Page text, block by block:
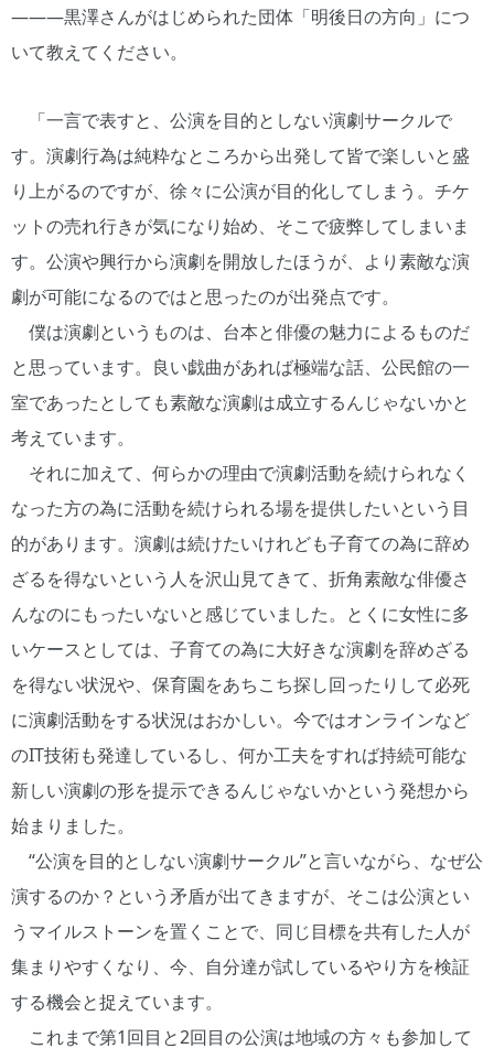
―――黒澤さんがはじめられた団体「明後日の方向」につ
いて教えてください。
「一言で表すと、公演を目的としない演劇サークルで
す。演劇行為は純粋なところから出発して皆で楽しいと盛
り上がるのですが、徐々に公演が目的化してしまう。チケ
ットの売れ行きが気になり始め、そこで疲弊してしまいま
す。公演や興行から演劇を開放したほうが、より素敵な演
劇が可能になるのではと思ったのが出発点です。
僕は演劇というものは、台本と俳優の魅力によるものだ
と思っています。良い戯曲があれば極端な話、公民館の一
室であったとしても素敵な演劇は成立するんじゃないかと
考えています。
それに加えて、何らかの理由で演劇活動を続けられなく
なった方の為に活動を続けられる場を提供したいという目
的があります。演劇は続けたいけれども子育ての為に辞め
ざるを得ないという人を沢山見てきて、折角素敵な俳優さ
んなのにもったいないと感じていました。とくに女性に多
いケースとしては、子育ての為に大好きな演劇を辞めざる
を得ない状況や、保育園をあちこち探し回ったりして必死
に演劇活動をする状況はおかしい。今ではオンラインなど
のIT技術も発達しているし、何か工夫をすれば持続可能な
新しい演劇の形を提示できるんじゃないかという発想から
始まりました。
“公演を目的としない演劇サークル”と言いながら、なぜ公
演するのか？という矛盾が出てきますが、そこは公演とい
うマイルストーンを置くことで、同じ目標を共有した人が
集まりやすくなり、今、自分達が試しているやり方を検証
する機会と捉えています。
これまで第1回目と2回目の公演は地域の方々も参加して